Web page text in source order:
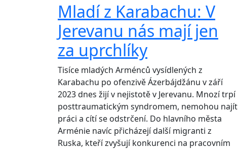
Mladí z Karabachu: V
Jerevanu nás mají jen
za uprchlíky
Tisíce mladých Arménců vysídlených z
Karabachu po ofenzivě Ázerbájdžánu v září
2023 dnes žijí v nejistotě v Jerevanu. Mnozí trpí
posttraumatickým syndromem, nemohou najít
práci a cítí se odstrčení. Do hlavního města
Arménie navíc přicházejí další migranti z
Ruska, kteří zvyšují konkurenci na pracovním